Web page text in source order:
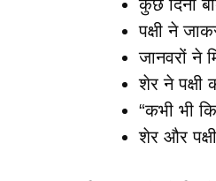
कुछ दिनों
पक्षी ने
जानवरों ने
शेर ने पक्षी
“कभी भी
शेर और